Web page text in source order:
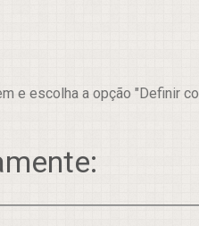
e escolha a opção "Definir